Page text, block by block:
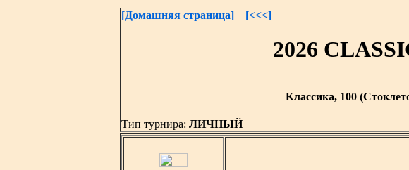
[Домашняя страница] [<<<]
2026
Классика, 100
Тип турнира: ЛИЧНЫЙ